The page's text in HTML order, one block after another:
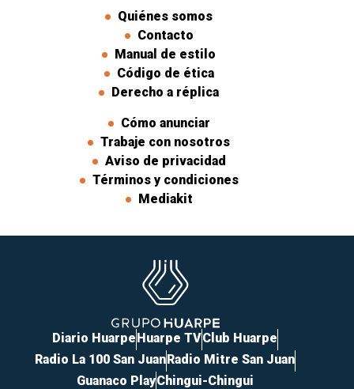
Quiénes somos
Contacto
Manual de estilo
Código de ética
Derecho a réplica
Cómo anunciar
Trabaje con nosotros
Aviso de privacidad
Términos y condiciones
Mediakit
Diario HuarpeHuarpe TVClub Huarpe
Radio La 100 San JuanRadio Mitre San Juan
Guanaco PlayChingui-Chingui